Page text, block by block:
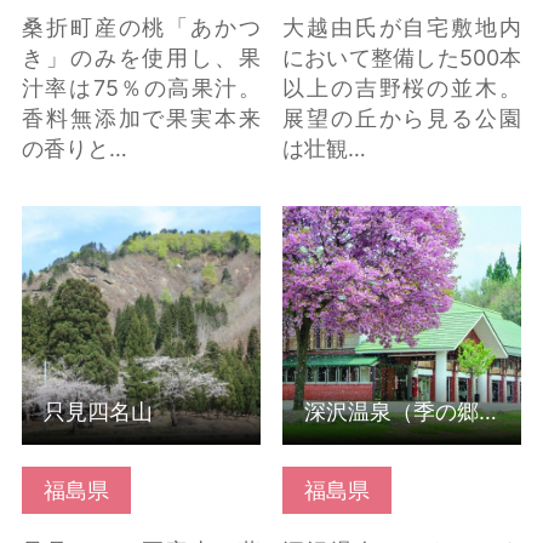
桑折町産の桃「あかつ
き」のみを使用し、果
汁率は75％の高果汁。
香料無添加で果実本来
の香りと…
大越由氏が自宅敷地内
において整備した500本
以上の吉野桜の並木。
展望の丘から見る公園
は壮観…
福島県
只見四名山 の詳細はこ
ちら
只見四名山
福島県
深沢温泉（季の郷湯ら
里・むら湯） の詳細は
こちら
深沢温泉（季の郷湯ら里・むら湯）